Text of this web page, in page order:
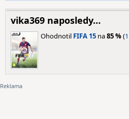
vika369 naposledy…
Ohodnotil FIFA 15 na85 %(